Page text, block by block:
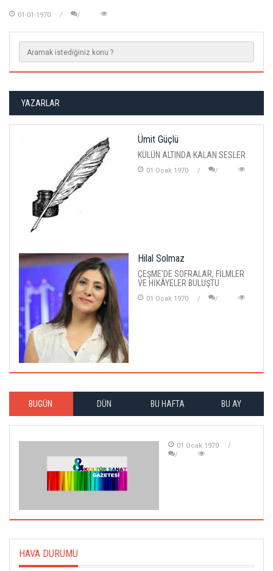
01-01-1970
YAZARLAR
Ümit Güçlü
KÜLÜN ALTINDA KALAN SESLER
01 Ocak 1970
Hilal Solmaz
ÇEŞME'DE SOFRALAR, FİLMLER
VE HİKÂYELER BULUŞTU
01 Ocak 1970
BUGÜN DÜN BU HAFTA BU AY
01 Ocak 1970
HAVA DURUMU